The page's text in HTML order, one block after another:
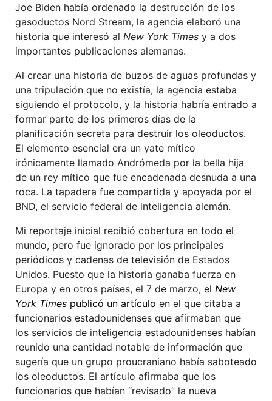
Joe Biden había ordenado la destrucción de los
gasoductos Nord Stream, la agencia elaboró una
historia que interesó al New York Times y a dos
importantes publicaciones alemanas.
Al crear una historia de buzos de aguas profundas y
una tripulación que no existía, la agencia estaba
siguiendo el protocolo, y la historia habría entrado a
formar parte de los primeros días de la
planificación secreta para destruir los oleoductos.
El elemento esencial era un yate mítico
irónicamente llamado Andrómeda por la bella hija
de un rey mítico que fue encadenada desnuda a una
roca. La tapadera fue compartida y apoyada por el
BND, el servicio federal de inteligencia alemán.
Mi reportaje inicial recibió cobertura en todo el
mundo, pero fue ignorado por los principales
periódicos y cadenas de televisión de Estados
Unidos. Puesto que la historia ganaba fuerza en
Europa y en otros países, el 7 de marzo, el New
York Times publicó un artículo en el que citaba a
funcionarios estadounidenses que afirmaban que
los servicios de inteligencia estadounidenses habían
reunido una cantidad notable de información que
sugería que un grupo proucraniano había saboteado
los oleoductos. El artículo afirmaba que los
funcionarios que habían “revisado” la nueva